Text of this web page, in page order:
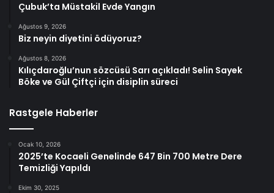
Çubuk’ta Müstakil Evde Yangın
Ağustos 9, 2026
Biz neyin diyetini ödüyoruz?
Ağustos 8, 2026
Kılıçdaroğlu’nun sözcüsü Sarı açıkladı! Selin Sayek
Böke ve Gül Çiftçi için disiplin süreci
Rastgele Haberler
Ocak 10, 2026
2025’te Kocaeli Genelinde 647 Bin 700 Metre Dere
Temizliği Yapıldı
Ekim 30, 2025